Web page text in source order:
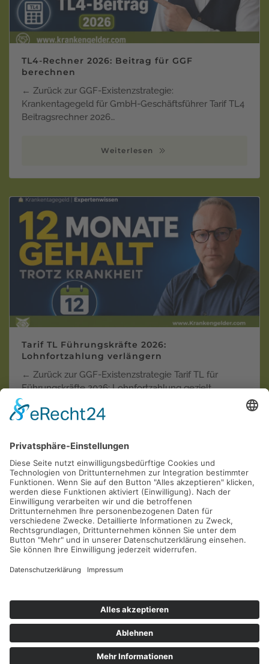
TL4-Rechner 2026: Beitrag für GGF
berechnen
← Zurück zur GGF-Existenzstrategie:
Krankentagegeld für GmbH-Geschäftsführer Tarif TL4
Beitragsrechner 2026…
Weiterlesen
Tarif TL Führungskräfte 2026:
Lohnfortzahlung verlängern
← Zurück zur GGF-Existenzstrategie Tarif TL für
Führungskräfte 2026: Lohnfortzahlung gezielt
verlänger…
Krankentagegeld der "Privaten"
Krankenversicherungen in der Einzel-Kritik
AOL Allianz ARAG AXA Barmenia
Continentale Deutscher Ring DEVK
Debeka DFV DKV Generali
Hallesche HanseMerkur
R+V SDK
Württembergische
Impressum
Datenschutzerklärung Downloads